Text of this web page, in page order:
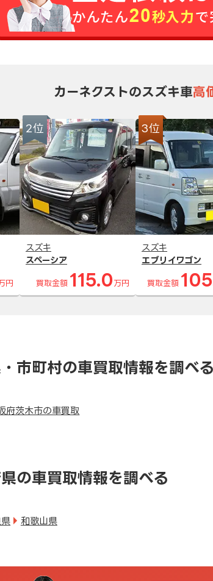
カーネクストのスズキ車高
円
2位
スズキ
スペーシア
買取金額 115.0 万円
3位
スズキ
エブリイワゴン
買取金額
市町村の車買取情報を調べる
府茨木市の車買取
の車買取情報を調べる
和歌山県